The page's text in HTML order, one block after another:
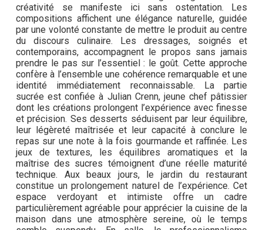
créativité se manifeste ici sans ostentation. Les
compositions affichent une élégance naturelle, guidée
par une volonté constante de mettre le produit au centre
du discours culinaire. Les dressages, soignés et
contemporains, accompagnent le propos sans jamais
prendre le pas sur l’essentiel : le goût. Cette approche
confère à l’ensemble une cohérence remarquable et une
identité immédiatement reconnaissable. La partie
sucrée est confiée à Julian Crenn, jeune chef pâtissier
dont les créations prolongent l’expérience avec finesse
et précision. Ses desserts séduisent par leur équilibre,
leur légèreté maîtrisée et leur capacité à conclure le
repas sur une note à la fois gourmande et raffinée. Les
jeux de textures, les équilibres aromatiques et la
maîtrise des sucres témoignent d’une réelle maturité
technique. Aux beaux jours, le jardin du restaurant
constitue un prolongement naturel de l’expérience. Cet
espace verdoyant et intimiste offre un cadre
particulièrement agréable pour apprécier la cuisine de la
maison dans une atmosphère sereine, où le temps